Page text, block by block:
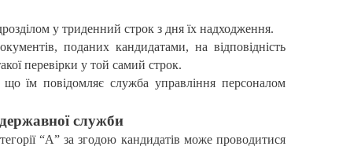
у триденний строк з дня їх надходження.
поданих кандидатами, на відповідність
перевірки у той самий строк.
їм повідомляє служба управління персоналом
служби
“А” за згодою кандидатів може проводитися